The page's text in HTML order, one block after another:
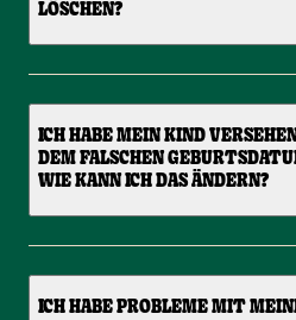
LÖSCHEN?
ICH HABE MEIN KIND
DEM FALSCHEN
WIE KANN ICH DAS ÄNDERN?
ICH HABE PROBLEME MIT